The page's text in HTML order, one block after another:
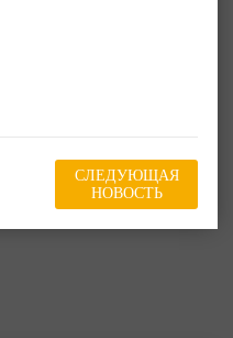
СЛЕДУЮЩАЯ
НОВОСТЬ